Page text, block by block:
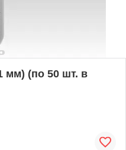
мм) (по 50 шт. в